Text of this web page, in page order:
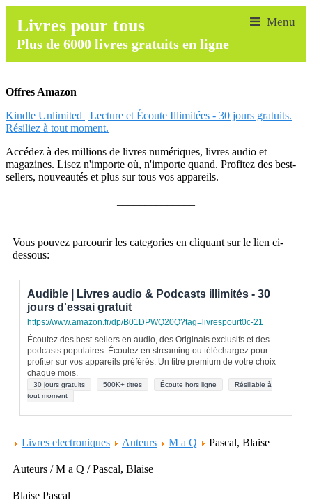
Livres pour tous
Plus de 6000 livres gratuits en ligne
Offres Amazon
Kindle Unlimited | Lecture et Écoute Illimitées - 30 jours gratuits.
Résiliez à tout moment.
Accédez à des millions de livres numériques, livres audio et
magazines. Lisez n'importe où, n'importe quand. Profitez des best-
sellers, nouveautés et plus sur tous vos appareils.
Vous pouvez parcourir les categories en cliquant sur le lien ci-
dessous:
Audible | Livres audio & Podcasts illimités - 30
jours d'essai gratuit
https://www.amazon.fr/dp/B01DPWQ20Q?tag=livrespourt0c-21
Écoutez des best-sellers en audio, des Originals exclusifs et des
podcasts populaires. Écoutez en streaming ou téléchargez pour
profiter sur vos appareils préférés. Un titre premium de votre choix
chaque mois.
30 jours gratuits 500K+ titres Écoute hors ligne
Résiliable à
tout moment
Livres electroniques Auteurs M a Q Pascal, Blaise
Auteurs / M a Q / Pascal, Blaise
Blaise Pascal